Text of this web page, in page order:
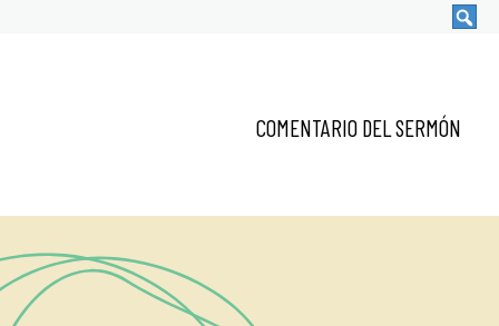
COMENTARIO DEL SERMÓN